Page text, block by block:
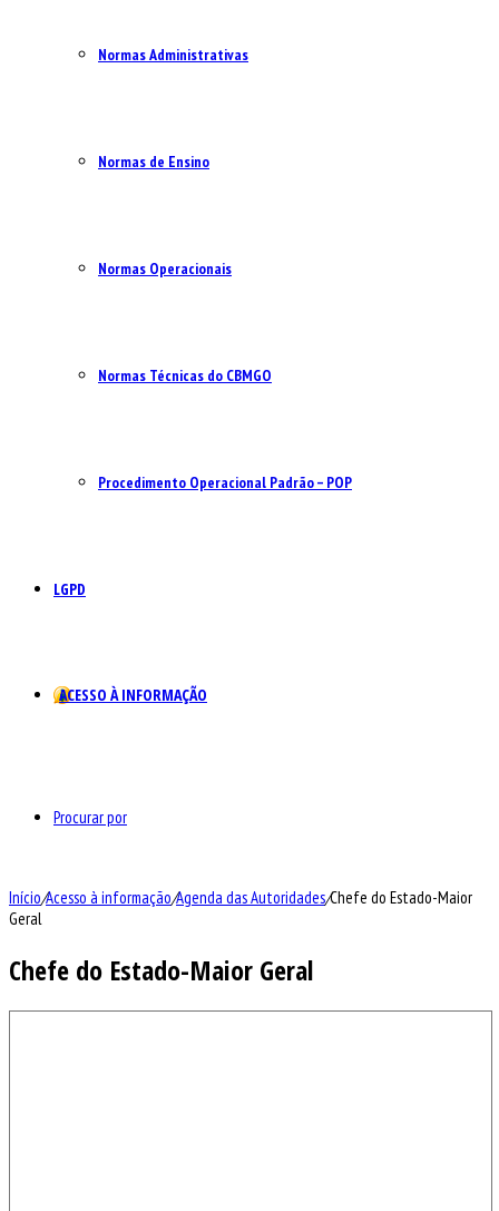
Normas Administrativas
Normas de Ensino
Normas Operacionais
Normas Técnicas do CBMGO
Procedimento Operacional Padrão – POP
LGPD
ACESSO À INFORMAÇÃO
Procurar por
Início/Acesso à informação/Agenda das Autoridades/Chefe do Estado-Maior
Geral
Chefe do Estado-Maior Geral